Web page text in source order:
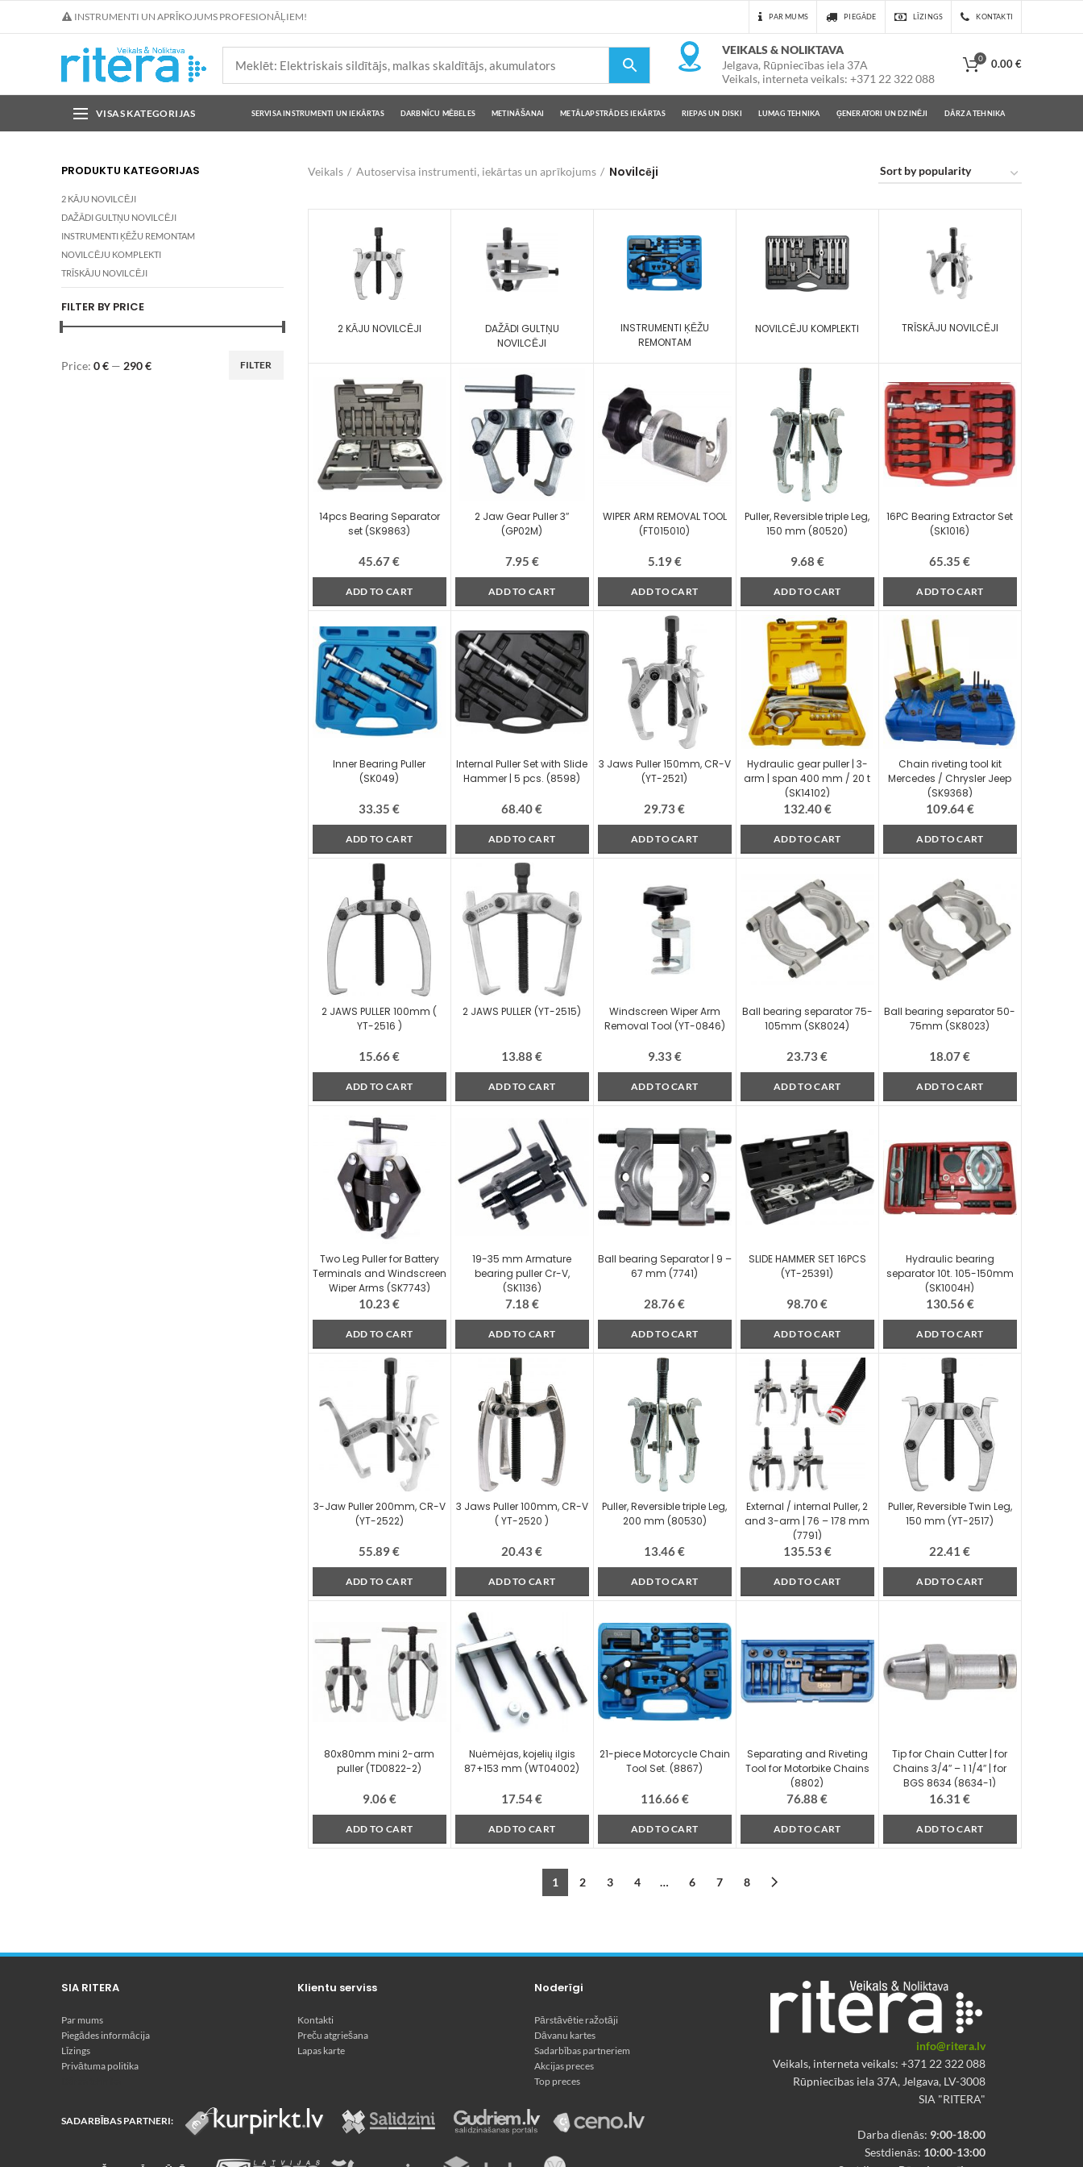
INSTRUMENTI UN APRĪKOJUMS PROFESIONĀĻIEM! PAR MUMS PIEGĀDE LĪZINGS KONTAKTI
VEIKALS & NOLIKTAVA
Jelgava, Rūpniecības iela 37A
Veikals, interneta veikals: +371 22 322 088
0 0.00€
VISAS KATEGORIJAS SERVISA INSTRUMENTI UN IEKĀRTAS DARBNĪCU MĒBELES METINĀŠANAI METĀLAPSTRĀDES IEKĀRTAS RIEPAS UN DISKI LUMAG TEHNIKA ĢENERATORI UN DZINĒJI DĀRZA TEHNIKA
Veikals Autoservisa instrumenti, iekārtas un aprīkojums Novilcēji
2 KĀJU NOVILCĒJI
DAŽĀDI GULTŅU
NOVILCĒJI
INSTRUMENTI ĶĒŽU
REMONTAM
NOVILCĒJU KOMPLEKTI TRĪSKĀJU NOVILCĒJI
14pcs Bearing Separator
set (SK9863)
45.67€
ADD TO CART
2 Jaw Gear Puller 3″
(GP02M)
7.95 €
ADD TO CART
WIPER ARM REMOVAL TOOL
(FT015010)
5.19€
ADD TO CART
Puller, Reversible triple Leg,
150 mm (80520)
9.68 €
ADD TO CART
16PC Bearing Extractor Set
(SK1016)
65.35€
ADD TO CART
Inner Bearing Puller
(SK049)
33.35€
ADD TO CART
Internal Puller Set with Slide
Hammer | 5 pcs. (8598)
68.40€
ADD TO CART
3 Jaws Puller 150mm, CR-V
(YT-2521)
29.73€
ADD TO CART
Hydraulic gear puller | 3-
arm | span 400 mm / 20 t
(SK14102)
132.40€
ADD TO CART
Chain riveting tool kit
Mercedes / Chrysler Jeep
(SK9368)
109.64€
ADD TO CART
2 JAWS PULLER 100mm (
YT-2516 )
15.66€
ADD TO CART
2 JAWS PULLER (YT-2515)
13.88€
ADD TO CART
Windscreen Wiper Arm
Removal Tool (YT-0846)
9.33 €
ADD TO CART
Ball bearing separator 75-
105mm (SK8024)
23.73€
ADD TO CART
Ball bearing separator 50-
75mm (SK8023)
18.07€
ADD TO CART
Two Leg Puller for Battery
Terminals and Windscreen
Wiper Arms (SK7743)
10.23€
ADD TO CART
19-35 mm Armature
bearing puller Cr-V,
(SK1136)
7.18 €
ADD TO CART
Ball bearing Separator | 9 –
67 mm (7741)
28.76€
ADD TO CART
SLIDE HAMMER SET 16PCS
(YT-25391)
98.70€
ADD TO CART
Hydraulic bearing
separator 10t. 105-150mm
(SK1004H)
130.56€
ADD TO CART
3-Jaw Puller 200mm, CR-V
(YT-2522)
55.89€
ADD TO CART
3 Jaws Puller 100mm, CR-V
( YT-2520 )
20.43€
ADD TO CART
Puller, Reversible triple Leg,
200 mm (80530)
13.46€
ADD TO CART
External / internal Puller, 2
and 3-arm | 76 – 178 mm
(7791)
135.53 €
ADD TO CART
Puller, Reversible Twin Leg,
150 mm (YT-2517)
22.41€
ADD TO CART
80x80mm mini 2-arm
puller (TD0822-2)
9.06€
ADD TO CART
Nuėmėjas, kojelių ilgis
87+153 mm (WT04002)
17.54€
ADD TO CART
21-piece Motorcycle Chain
Tool Set. (8867)
116.66€
ADD TO CART
Separating and Riveting
Tool for Motorbike Chains
(8802)
76.88€
ADD TO CART
Tip for Chain Cutter | for
Chains 3/4″ – 1 1/4″ | for
BGS 8634 (8634-1)
16.31€
ADD TO CART
1 2 3 4 … 6 7 8
PRODUKTU KATEGORIJAS
2 KĀJU NOVILCĒJI
DAŽĀDI GULTŅU NOVILCĒJI
INSTRUMENTI ĶĒŽU REMONTAM
NOVILCĒJU KOMPLEKTI
TRĪSKĀJU NOVILCĒJI
FILTER BY PRICE
FILTER
Price: 0 € — 290 €
SIA RITERA
Par mums
Piegādes informācija
Līzings
Privātuma politika
Klientu serviss
Kontakti
Preču atgriešana
Lapas karte
Noderīgi
Pārstāvētie ražotāji
Dāvanu kartes
Sadarbības partneriem
Akcijas preces
Top preces
info@ritera.lv
Veikals, interneta veikals: +371 22 322 088
Rūpniecības iela 37A, Jelgava, LV-3008
SIA "RITERA"
Darba dienās: 9:00-18:00
Sestdienās: 10:00-13:00
SADARBĪBAS PARTNERI: